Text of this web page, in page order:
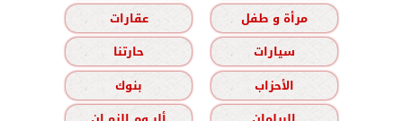
مرأة و طفل
عقارات
سيارات
حارتنا
الأحزاب
بنوك